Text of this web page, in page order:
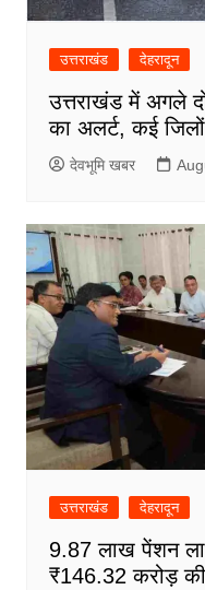
उत्तराखंड देहरादून
उत्तराखंड में अगले
का अलर्ट, कई
देवभूमि खबर
उत्तराखंड देहरादून
9.87 लाख पेंशन
₹146.32 करोड़